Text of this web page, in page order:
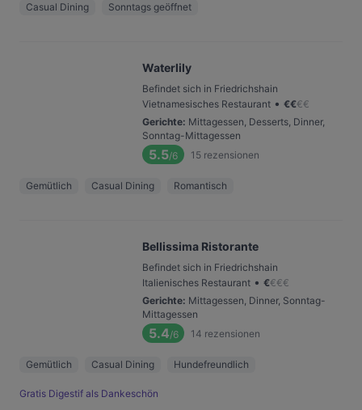
Casual Dining Sonntags geöffnet
Waterlily
Befindet sich in Friedrichshain
Vietnamesisches Restaurant • €€€€
Gerichte: Mittagessen, Desserts, Dinner,
Sonntag-Mittagessen
5.5/6 15 rezensionen
Gemütlich Casual Dining Romantisch
Bellissima Ristorante
Befindet sich in Friedrichshain
Italienisches Restaurant • €€€€
Gerichte: Mittagessen, Dinner, Sonntag-
Mittagessen
5.4/6 14 rezensionen
Gemütlich Casual Dining Hundefreundlich
Gratis Digestif als Dankeschön